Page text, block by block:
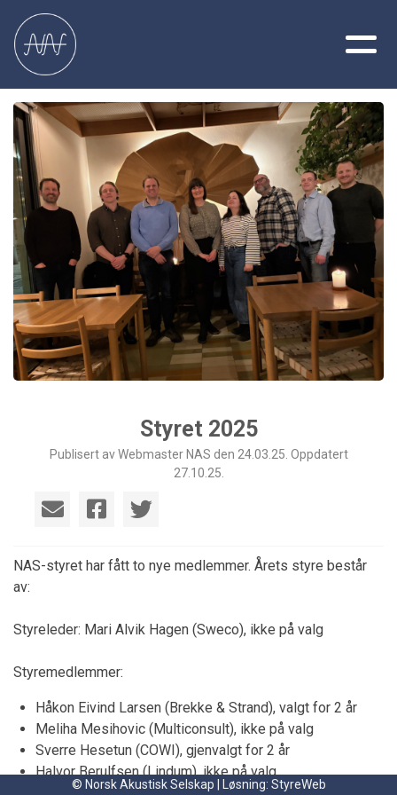
Styret 2025
Publisert av Webmaster NAS den 24.03.25. Oppdatert
27.10.25.
NAS-styret har fått to nye medlemmer. Årets styre består
av:
Styreleder: Mari Alvik Hagen (Sweco), ikke på valg
Styremedlemmer:
Håkon Eivind Larsen (Brekke & Strand), valgt for 2 år
Meliha Mesihovic (Multiconsult), ikke på valg
Sverre Hesetun (COWI), gjenvalgt for 2 år
Halvor Berulfsen (Lindum), ikke på valg
© Norsk Akustisk Selskap | Løsning: StyreWeb